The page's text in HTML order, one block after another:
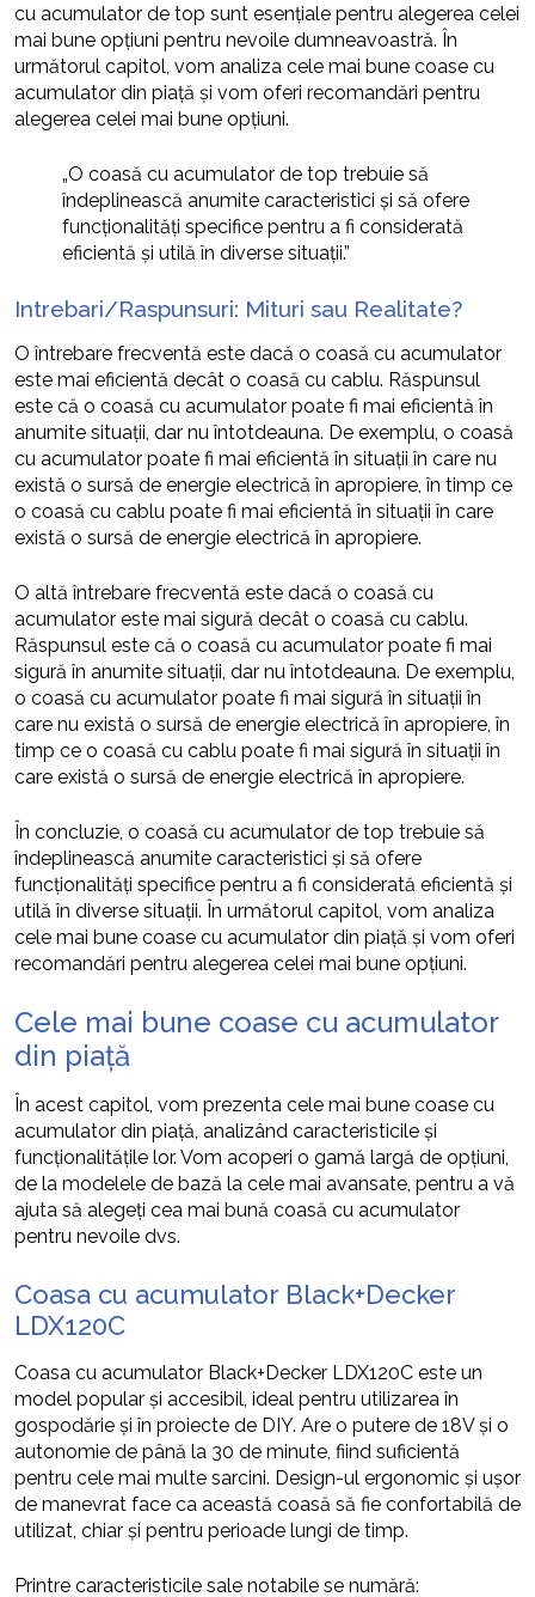
cu acumulator de top sunt esențiale pentru alegerea celei
mai bune opțiuni pentru nevoile dumneavoastră. În
următorul capitol, vom analiza cele mai bune coase cu
acumulator din piață și vom oferi recomandări pentru
alegerea celei mai bune opțiuni.
„O coasă cu acumulator de top trebuie să
îndeplinească anumite caracteristici și să ofere
funcționalități specifice pentru a fi considerată
eficientă și utilă în diverse situații.”
Intrebari/Raspunsuri: Mituri sau Realitate?
O întrebare frecventă este dacă o coasă cu acumulator
este mai eficientă decât o coasă cu cablu. Răspunsul
este că o coasă cu acumulator poate fi mai eficientă în
anumite situații, dar nu întotdeauna. De exemplu, o coasă
cu acumulator poate fi mai eficientă în situații în care nu
există o sursă de energie electrică în apropiere, în timp ce
o coasă cu cablu poate fi mai eficientă în situații în care
există o sursă de energie electrică în apropiere.
O altă întrebare frecventă este dacă o coasă cu
acumulator este mai sigură decât o coasă cu cablu.
Răspunsul este că o coasă cu acumulator poate fi mai
sigură în anumite situații, dar nu întotdeauna. De exemplu,
o coasă cu acumulator poate fi mai sigură în situații în
care nu există o sursă de energie electrică în apropiere, în
timp ce o coasă cu cablu poate fi mai sigură în situații în
care există o sursă de energie electrică în apropiere.
În concluzie, o coasă cu acumulator de top trebuie să
îndeplinească anumite caracteristici și să ofere
funcționalități specifice pentru a fi considerată eficientă și
utilă în diverse situații. În următorul capitol, vom analiza
cele mai bune coase cu acumulator din piață și vom oferi
recomandări pentru alegerea celei mai bune opțiuni.
Cele mai bune coase cu acumulator
din piață
În acest capitol, vom prezenta cele mai bune coase cu
acumulator din piață, analizând caracteristicile și
funcționalitățile lor. Vom acoperi o gamă largă de opțiuni,
de la modelele de bază la cele mai avansate, pentru a vă
ajuta să alegeți cea mai bună coasă cu acumulator
pentru nevoile dvs.
Coasa cu acumulator Black+Decker
LDX120C
Coasa cu acumulator Black+Decker LDX120C este un
model popular și accesibil, ideal pentru utilizarea în
gospodărie și în proiecte de DIY. Are o putere de 18V și o
autonomie de până la 30 de minute, fiind suficientă
pentru cele mai multe sarcini. Design-ul ergonomic și ușor
de manevrat face ca această coasă să fie confortabilă de
utilizat, chiar și pentru perioade lungi de timp.
Printre caracteristicile sale notabile se numără: